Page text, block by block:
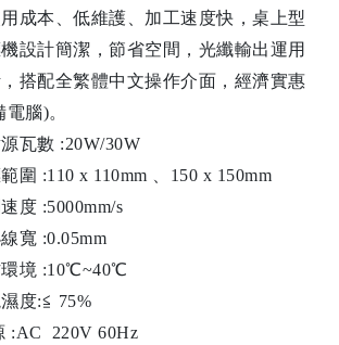
成本、低維護、加工速度快，桌上型
設計簡潔，節省空間，光纖輸出運用
搭配全繁體中文操作介面，經濟實惠
腦)。
瓦數 :20W/30W
圍 :110 x 110mm 、150 x 150mm
度 :5000mm/s
寬 :0.05mm
環境 :10℃~40℃
度:≦ 75%
:AC 220V 60Hz